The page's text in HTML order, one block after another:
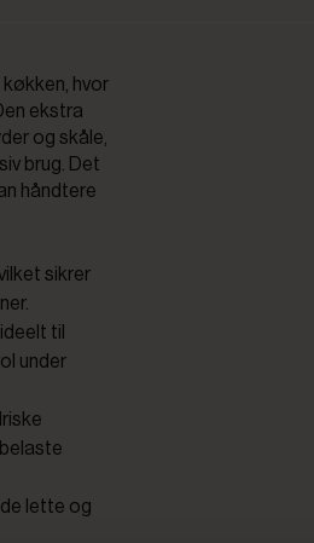
hvor
ekstra
og skåle,
brug. Det
håndtere
sikrer
til
under
lette og